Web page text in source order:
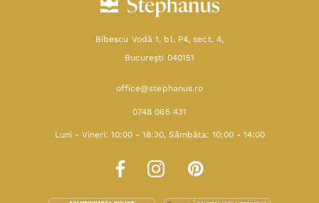
Bibescu Vodă 1, bl. P4, sect. 4,
Bucureşti 040151
office@stephanus.ro
0748 065 431
Luni - Vineri: 10:00 - 18:30, Sâmbăta: 10:00 - 14:00